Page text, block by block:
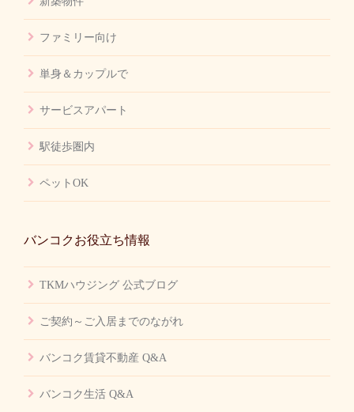
ファミリー向け
単身＆カップルで
サービスアパート
駅徒歩圏内
ペットOK
バンコクお役立ち情報
TKMハウジング 公式ブログ
ご契約～ご入居までのながれ
バンコク賃貸不動産 Q&A
バンコク生活 Q&A